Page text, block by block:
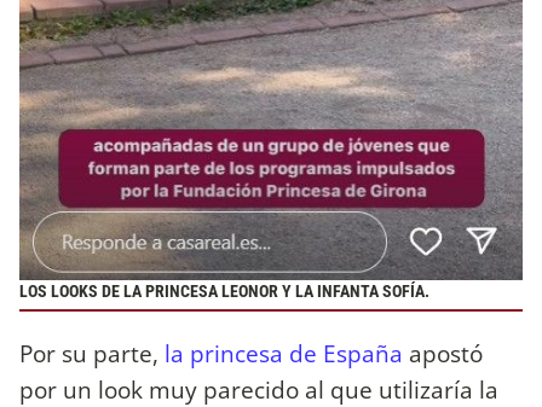
LOS LOOKS DE LA PRINCESA LEONOR Y LA INFANTA SOFÍA.
Por su parte, la princesa de España apostó
por un look muy parecido al que utilizaría la